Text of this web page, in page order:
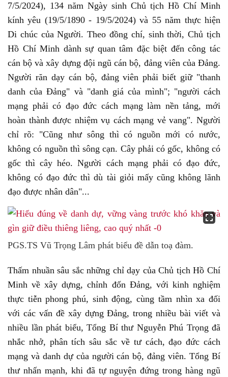
7/5/2024), 134 năm Ngày sinh Chủ tịch Hồ Chí Minh
kính yêu (19/5/1890 - 19/5/2024) và 55 năm thực hiện
Di chúc của Người. Theo đồng chí, sinh thời, Chủ tịch
Hồ Chí Minh dành sự quan tâm đặc biệt đến công tác
cán bộ và xây dựng đội ngũ cán bộ, đảng viên của Đảng.
Người răn dạy cán bộ, đảng viên phải biết giữ "thanh
danh của Đảng" và "danh giá của mình"; "người cách
mạng phải có đạo đức cách mạng làm nền tảng, mới
hoàn thành được nhiệm vụ cách mạng vẻ vang". Người
chỉ rõ: "Cũng như sông thì có nguồn mới có nước,
không có nguồn thì sông cạn. Cây phải có gốc, không có
gốc thì cây héo. Người cách mạng phải có đạo đức,
không có đạo đức thì dù tài giỏi mấy cũng không lãnh
đạo được nhân dân"...
PGS.TS Vũ Trọng Lâm phát biểu đề dẫn toạ đàm.
Thấm nhuần sâu sắc những chỉ dạy của Chủ tịch Hồ Chí
Minh về xây dựng, chỉnh đốn Đảng, với kinh nghiệm
thực tiễn phong phú, sinh động, cùng tầm nhìn xa đối
với các vấn đề xây dựng Đảng, trong nhiều bài viết và
nhiều lần phát biểu, Tổng Bí thư Nguyễn Phú Trọng đã
nhắc nhở, phân tích sâu sắc về tư cách, đạo đức cách
mạng và danh dự của người cán bộ, đảng viên. Tổng Bí
thư nhấn mạnh, khi đã tự nguyện đứng trong hàng ngũ